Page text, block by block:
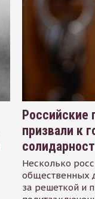
Российские
призвали к
Несколько
общественных
за решеткой и